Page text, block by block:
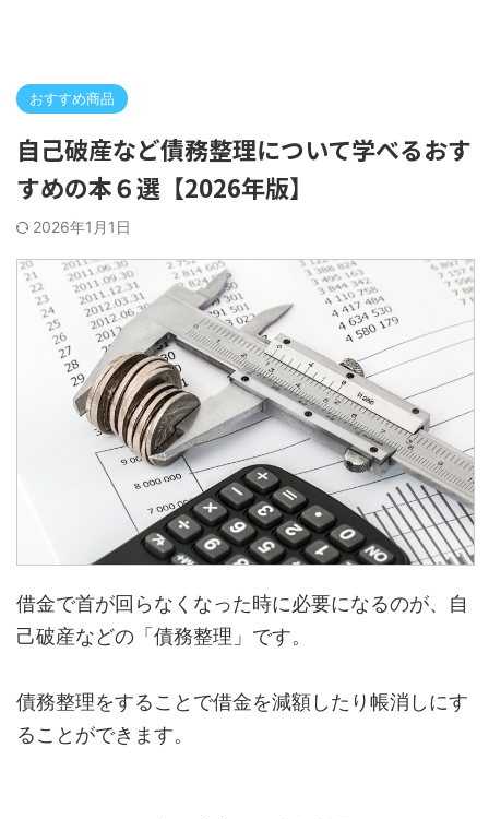
おすすめ商品
自己破産など債務整理について学べるおす
すめの本６選【2026年版】
2026年1月1日
借金で首が回らなくなった時に必要になるのが、自
己破産などの「債務整理」です。
債務整理をすることで借金を減額したり帳消しにす
ることができます。